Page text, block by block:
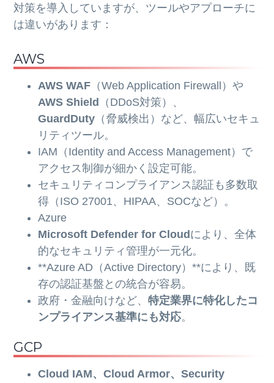
対策を導入していますが、ツールやアプローチに
は違いがあります：
AWS
AWS WAF （Web Application Firewall）や
AWS Shield （DDoS対策）、
GuardDuty （脅威検出）など、幅広いセキュ
リティツール。
IAM（Identity and Access Management）で
アクセス制御が細かく設定可能。
セキュリティコンプライアンス認証も多数取
得（ISO 27001、HIPAA、SOCなど）。
Azure
Microsoft Defender for Cloudにより、全体
的なセキュリティ管理が一元化。
**Azure AD（Active Directory）**により、既
存の認証基盤との統合が容易。
政府・金融向けなど、特定業界に特化したコ
ンプライアンス基準にも対応。
GCP
Cloud IAM、Cloud Armor、Security